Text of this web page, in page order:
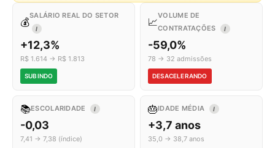
💰
SALÁRIO REAL DO SETOR
I
+12,3%
R$ 1.614 → R$ 1.813
SUBINDO
📈
VOLUME DE
CONTRATAÇÕES
I
-59,0%
78 → 32 admissões
DESACELERANDO
📚ESCOLARIDADE I
-0,03
7,41 → 7,38 (índice)
🎂IDADE MÉDIA I
+3,7 anos
35,0 → 38,7 anos